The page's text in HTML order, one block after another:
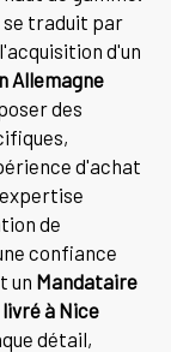
se traduit par
d'un
Allemagne
des
d'achat
de
confiance
un Mandataire
à Nice
détail,